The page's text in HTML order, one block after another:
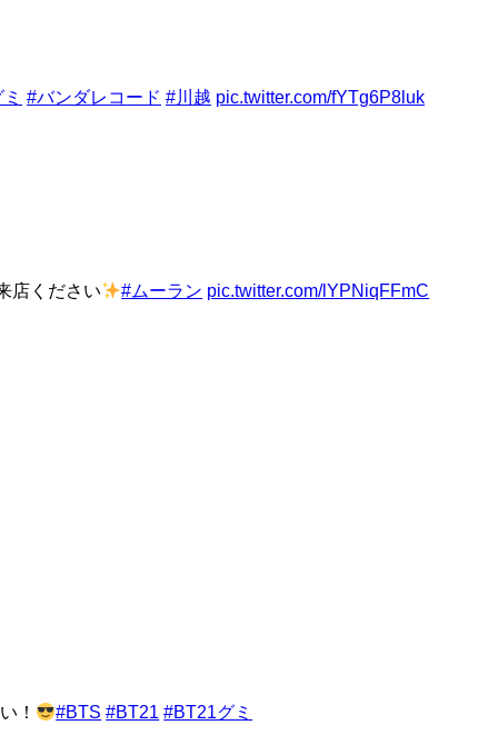
#バンダレコード #川越 pic.twitter.com/fYTg6P8luk
店ください #ムーラン pic.twitter.com/lYPNiqFFmC
！
#BTS #BT21 #BT21グミ